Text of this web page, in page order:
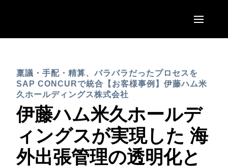
United States (English)
Canada (English)
Canada (Français)
México (Español)
Brasil (Português)
EUROPE
France (Français)
Deutschland (Deutsch)
Italia (Italiano)
ASIA PACIFIC
Australia (English)
India (English)
稟議・手配・精算、バラバラだったプロセスを
SAP CONCURで統合【お客様事例】伊藤ハム米
久ホールディングス株式会社
伊藤ハム米久ホールデ
ィングスが実現した 海
外出張管理の透明化と